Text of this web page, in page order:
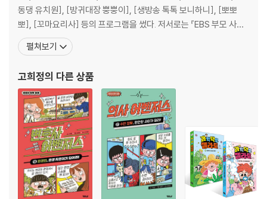
판주의 / 교통안전 표지
동댕 유치원], [방귀대장 뿡뿡이], [생방송 톡톡 보니하니], [뽀뽀
뽀], [꼬마요리사] 등의 프로그램을 썼다. 저서로는 『EBS 부모 사랑
의 처방전』(공저), 『자본주의』(공저), 『자본주의 사용설명서』(공
저), 『어린이 과학 형사대 CSI』, 『어린이 사회 형사대 CSI』, 『토토 수
어벤져스』 시리즈
펼쳐보기
고희정의 다른 상품